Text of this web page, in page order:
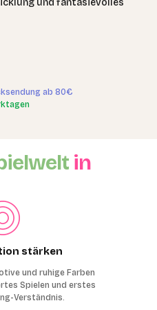
und fantasievolles
ab 80€
in
stärken
und ruhige Farben
Spielen und erstes
Verständnis.